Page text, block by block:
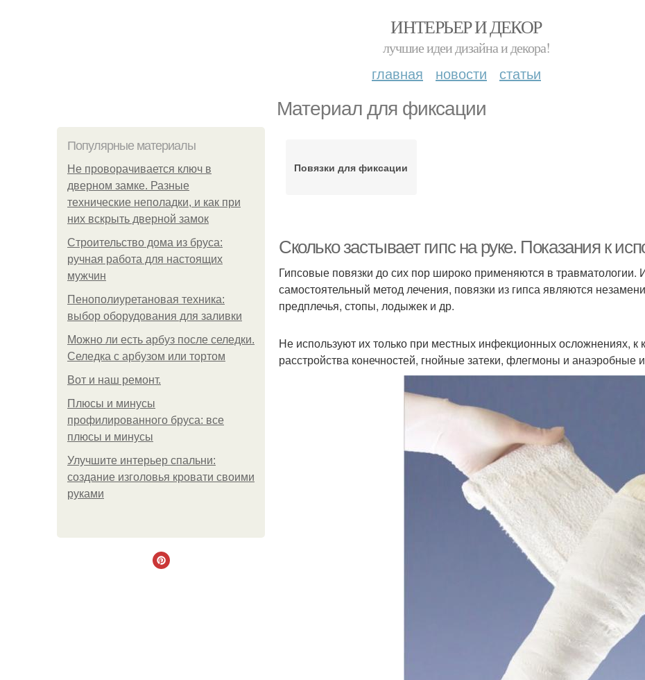
ИНТЕРЬЕР И ДЕКОР
лучшие идеи дизайна и декора!
главная новости статьи
Материал для фиксации
Популярные материалы
Не проворачивается ключ в
дверном замке. Разные
технические неполадки, и как при
них вскрыть дверной замок
Строительство дома из бруса:
ручная работа для настоящих
мужчин
Пенополиуретановая техника:
выбор оборудования для заливки
Можно ли есть арбуз после селедки.
Селедка с арбузом или тортом
Boт и наш ремoнт.
Плюсы и минусы
профилированного бруса: все
плюсы и минусы
Улучшите интерьер спальни:
создание изголовья кровати своими
руками
Повязки для фиксации
Сколько застывает гипс на руке. Показания к
Гипсовые повязки до сих пор широко применяются в травматологии.
самостоятельный метод лечения, повязки из гипса являются
предплечья, стопы, лодыжек и др.
Не используют их только при местных инфекционных осложнениях, к
расстройства конечностей, гнойные затеки, флегмоны и анаэробные